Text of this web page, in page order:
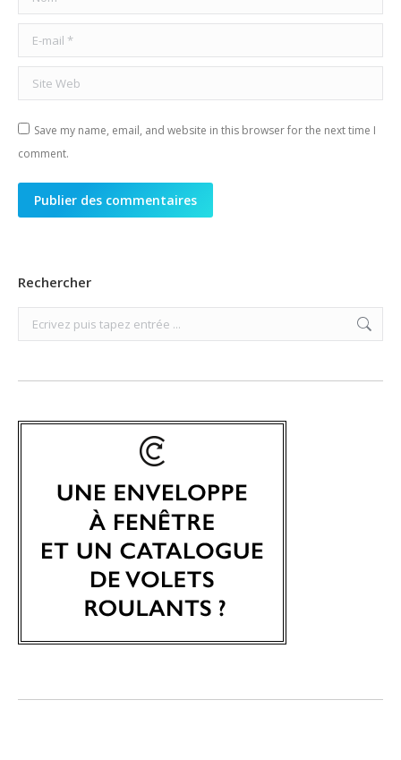
E-mail *
Site Web
Save my name, email, and website in this browser for the next time I
comment.
Publier des commentaires
Rechercher
Search: